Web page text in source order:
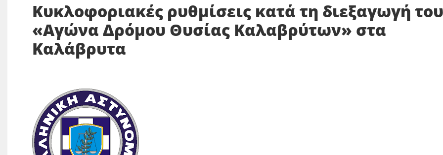
Κυκλοφοριακές ρυθμίσεις κατά τη διεξαγωγή του
«Αγώνα Δρόμου Θυσίας Καλαβρύτων» στα
Καλάβρυτα